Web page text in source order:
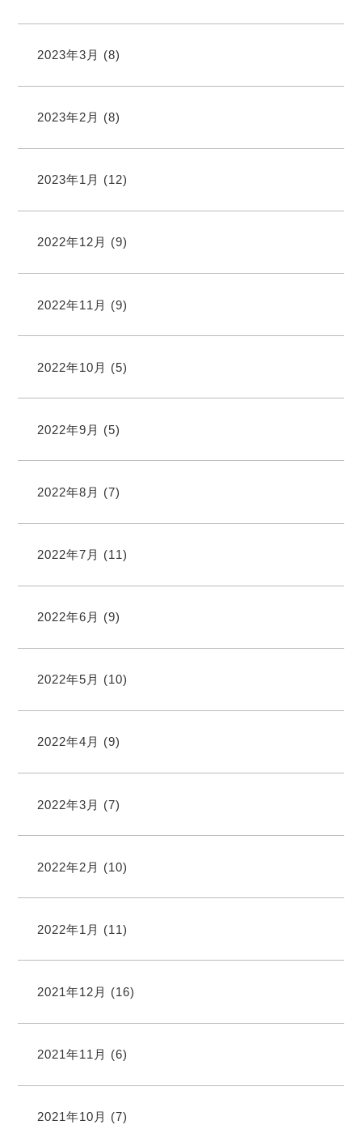
2023年3月 (8)
2023年2月 (8)
2023年1月 (12)
2022年12月 (9)
2022年11月 (9)
2022年10月 (5)
2022年9月 (5)
2022年8月 (7)
2022年7月 (11)
2022年6月 (9)
2022年5月 (10)
2022年4月 (9)
2022年3月 (7)
2022年2月 (10)
2022年1月 (11)
2021年12月 (16)
2021年11月 (6)
2021年10月 (7)